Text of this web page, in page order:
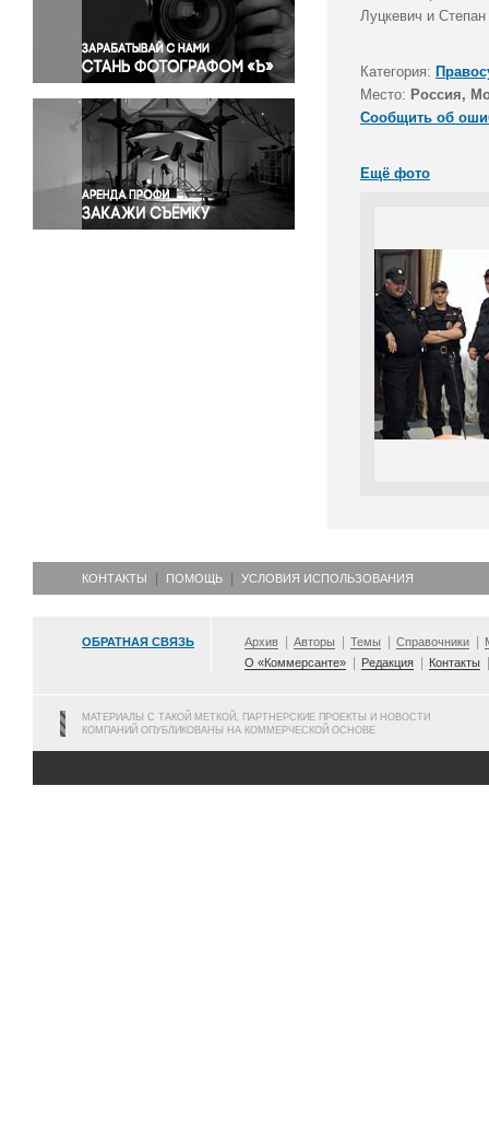
Правосудие
Происшествия и конфликты
Религия
Светская жизнь
Спорт
Экология
Экономика и бизнес
Луцкевич и
Категория:
Место: Россия,
Сообщить об
Ещё фото
КОНТАКТЫ ПОМОЩЬ УСЛОВИЯ ИСПОЛЬЗОВАНИЯ
ОБРАТНАЯ СВЯЗЬ Архив Авторы Темы Справочники
О «Коммерсанте»
Редакция Контакты
МАТЕРИАЛЫ С ТАКОЙ МЕТКОЙ, ПАРТНЕРСКИЕ ПРОЕКТЫ И НОВОСТИ
КОМПАНИЙ ОПУБЛИКОВАНЫ НА КОММЕРЧЕСКОЙ ОСНОВЕ